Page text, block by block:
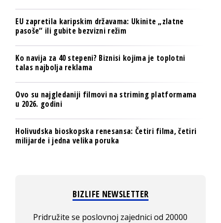
EU zapretila karipskim državama: Ukinite „zlatne
pasoše“ ili gubite bezvizni režim
Ko navija za 40 stepeni? Biznisi kojima je toplotni
talas najbolja reklama
Ovo su najgledaniji filmovi na striming platformama
u 2026. godini
Holivudska bioskopska renesansa: Četiri filma, četiri
milijarde i jedna velika poruka
BIZLIFE NEWSLETTER
Pridružite se poslovnoj zajednici od 20000